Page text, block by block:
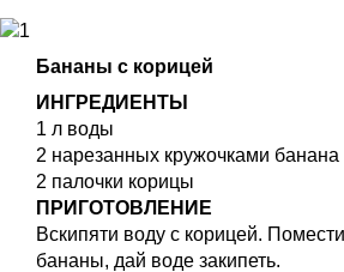
Бананы с корицей
ИНГРЕДИЕНТЫ
1 л воды
2 нарезанных кружочками банана
2 палочки корицы
ПРИГОТОВЛЕНИЕ
Вскипяти воду с корицей.
бананы, дай воде закипеть.